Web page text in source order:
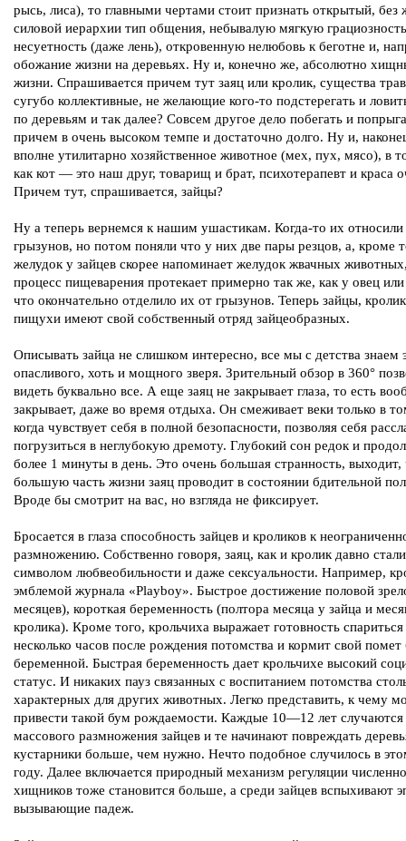
рысь, лиса), то главными чертами стоит признать открытый, без
силовой иерархии тип общения, небывалую мягкую
несуетность (даже лень), откровенную нелюбовь к беготне и,
обожание жизни на деревьях. Ну и, конечно же, абсолютно
жизни. Спрашивается причем тут заяц или кролик, существа
сугубо коллективные, не желающие кого-то подстерегать и
по деревьям и так далее? Совсем другое дело побегать и
причем в очень высоком темпе и достаточно долго. Ну и,
вполне утилитарно хозяйственное животное (мех, пух, мясо), в
как кот — это наш друг, товарищ и брат, психотерапевт и краса
Причем тут, спрашивается, зайцы?
Ну а теперь вернемся к нашим ушастикам. Когда-то их относили
грызунов, но потом поняли что у них две пары резцов, а, кроме
желудок у зайцев скорее напоминает желудок жвачных
процесс пищеварения протекает примерно так же, как у овец
что окончательно отделило их от грызунов. Теперь зайцы,
пищухи имеют свой собственный отряд зайцеобразных.
Описывать зайца не слишком интересно, все мы с детства знаем
опасливого, хоть и мощного зверя. Зрительный обзор в 360°
видеть буквально все. А еще заяц не закрывает глаза, то есть
закрывает, даже во время отдыха. Он смеживает веки только в
когда чувствует себя в полной безопасности, позволяя себя
погрузиться в неглубокую дремоту. Глубокий сон редок и
более 1 минуты в день. Это очень большая странность, выходит,
большую часть жизни заяц проводит в состоянии бдительной
Вроде бы смотрит на вас, но взгляда не фиксирует.
Бросается в глаза способность зайцев и кроликов к
размножению. Собственно говоря, заяц, как и кролик давно стали
символом любвеобильности и даже сексуальности. Например,
эмблемой журнала «Playboy». Быстрое достижение половой
месяцев), короткая беременность (полтора месяца у зайца и
кролика). Кроме того, крольчиха выражает готовность
несколько часов после рождения потомства и кормит свой помет
беременной. Быстрая беременность дает крольчихе высокий
статус. И никаких пауз связанных с воспитанием потомства
характерных для других животных. Легко представить, к чему
привести такой бум рождаемости. Каждые 10—12 лет
массового размножения зайцев и те начинают повреждать
кустарники больше, чем нужно. Нечто подобное случилось в
году. Далее включается природный механизм регуляции
хищников тоже становится больше, а среди зайцев вспыхивают
вызывающие падеж.